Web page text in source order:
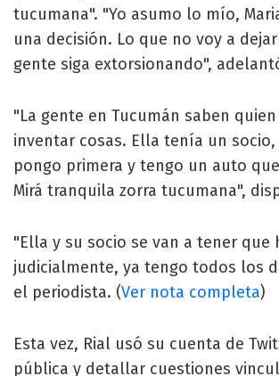
tucumana". "Yo asumo lo mío,
una decisión. Lo que no voy a
gente siga extorsionando",
"La gente en Tucumán saben
inventar cosas. Ella tenía un socio,
pongo primera y tengo un auto
Mirá tranquila zorra tucumana",
"Ella y su socio se van a tener que
judicialmente, ya tengo todos los
el periodista. (Ver nota completa)
Esta vez, Rial usó su cuenta de
pública y detallar cuestiones